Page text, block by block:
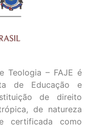
Teologia – FAJE é
de Educação e
de direito
de natureza
certificada como